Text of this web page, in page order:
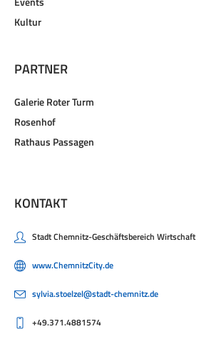
Kultur
PARTNER
Galerie Roter Turm
Rosenhof
Rathaus Passagen
KONTAKT
Stadt Chemnitz-Geschäftsbereich Wirtschaft
www.ChemnitzCity.de
sylvia.stoelzel@stadt-chemnitz.de
+49.371.4881574